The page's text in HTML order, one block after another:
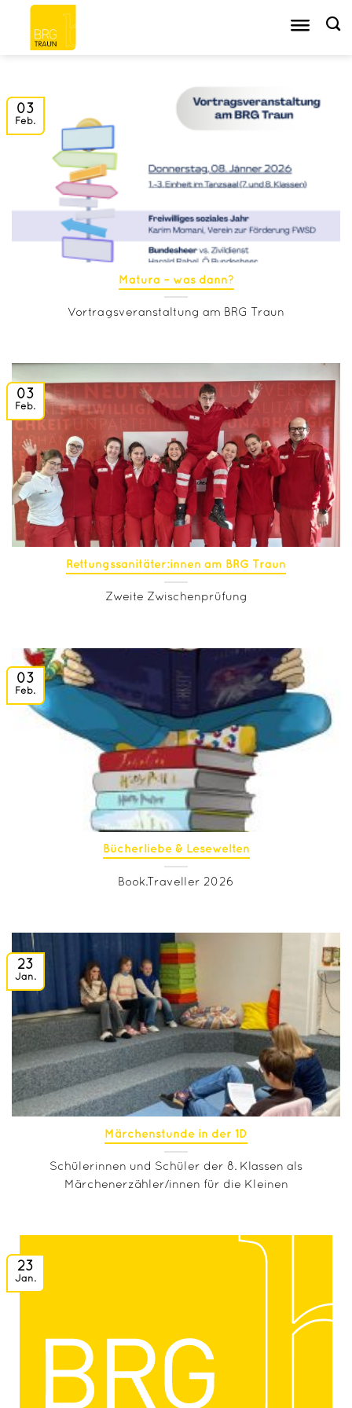
Zum
Inhalt
springen
Matura – was dann?
Vortragsveranstaltung am BRG Traun
03
Feb.
Rettungssanitäter:innen am BRG Traun
Zweite Zwischenprüfung
03
Feb.
Bücherliebe & Lesewelten
Book.Traveller 2026
03
Feb.
Märchenstunde in der 1D
Schülerinnen und Schüler der 8. Klassen als
Märchenerzähler/innen für die Kleinen
23
Jan.
23
Jan.